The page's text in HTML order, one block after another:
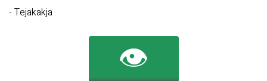
- Tejakakja
👁️